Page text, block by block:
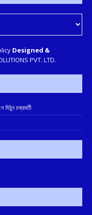
Designed &
PVT. LTD.
চক্রবর্তী